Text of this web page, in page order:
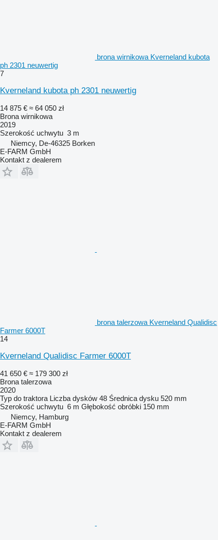
brona wirnikowa Kverneland kubota
ph 2301 neuwertig
7
Kverneland kubota ph 2301 neuwertig
14 875 € ≈ 64 050 zł
Brona wirnikowa
2019
Szerokość uchwytu 3 m
Niemcy, De-46325 Borken
E-FARM GmbH
Kontakt z dealerem
brona talerzowa Kverneland Qualidisc
Farmer 6000T
14
Kverneland Qualidisc Farmer 6000T
41 650 € ≈ 179 300 zł
Brona talerzowa
2020
Typ do traktora Liczba dysków 48 Średnica dysku 520 mm
Szerokość uchwytu 6 m Głębokość obróbki 150 mm
Niemcy, Hamburg
E-FARM GmbH
Kontakt z dealerem